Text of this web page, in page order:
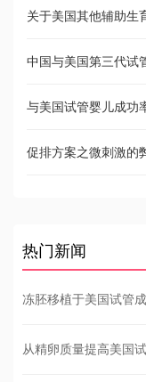
关于美国其他辅助生
中国与美国第三代试
与美国试管婴儿成功
促排方案之微刺激的
热门新闻
冻胚移植于美国试管
从精卵质量提高美国